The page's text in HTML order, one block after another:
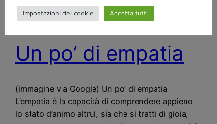
Un po’ di empatia
(immagine via Google) Un po’ di empatia
L’empatia è la capacità di comprendere appieno
lo stato d’animo altrui, sia che si tratti di gioia,
Impostazioni dei cookie Accetta tutti